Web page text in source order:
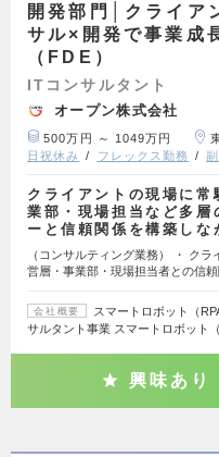
開発部門│クライア
サル×開発で事業成
（FDE）
ITコンサルタント
オープン株式会社
500万円 ～ 1049万円
日祝休み
フレックス勤務
クライアントの現場に常
業部・現場担当など多層
ーと信頼関係を構築し
（コンサルティング業務） ・ ク
営層・事業部・現場担当者との信
会社概要
スマートロボット（
サルタント事業 スマートロボット
興味あり